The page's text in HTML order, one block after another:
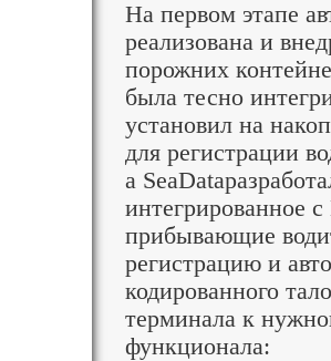
На первом этапе
реализована и
порожних
была тесно
установил на
для регистрации
а
интегрированное
прибывающие
регистрацию и
кодированного
терминала к
функционала: